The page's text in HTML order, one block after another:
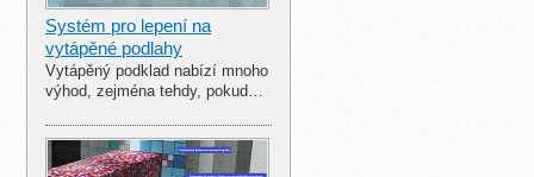
Systém pro lepení na
vytápěné podlahy
Vytápěný podklad nabízí mnoho
výhod, zejména tehdy, pokud…